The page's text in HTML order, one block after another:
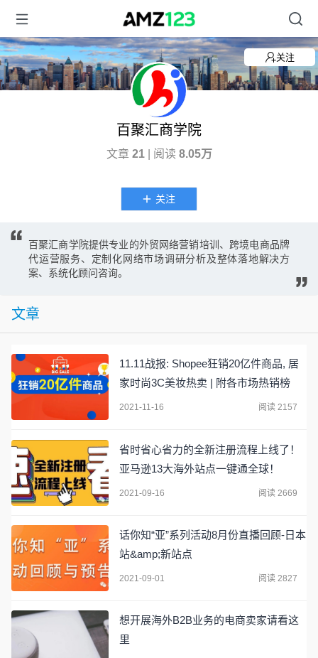
关注
百聚汇商学院
文章 21| 阅读 8.05万
关注
百聚汇商学院提供专业的外贸网络营销培训、跨境电商品牌
代运营服务、定制化网络市场调研分析及整体落地解决方
案、系统化顾问咨询。
文章
11.11战报: Shopee狂销20亿件商品, 居
家时尚3C美妆热卖 | 附各市场热销榜
2021-11-16 阅读 2157
省时省心省力的全新注册流程上线了！
亚马逊13大海外站点一键通全球！
2021-09-16 阅读 2669
话你知“亚”系列活动8月份直播回顾-日本
站&amp;新站点
2021-09-01 阅读 2827
想开展海外B2B业务的电商卖家请看这
里